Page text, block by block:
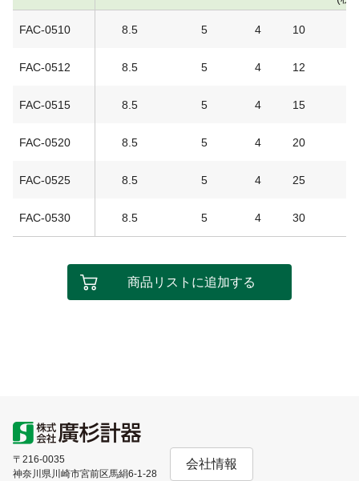
FAC-0510 8.5 5 4 10
FAC-0512 8.5 5 4 12
FAC-0515 8.5 5 4 15
FAC-0520 8.5 5 4 20
FAC-0525 8.5 5 4 25
FAC-0530 8.5 5 4 30
商品リストに追加する
〒216-0035
神奈川県川崎市宮前区馬絹6-1-28
会社情報